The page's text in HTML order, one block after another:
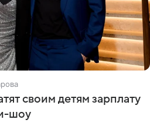
своим детям зарплату
шоу